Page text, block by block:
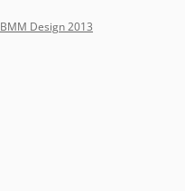
BMM Design 2013